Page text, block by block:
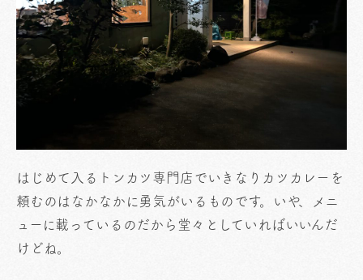
はじめて入るトンカツ専門店でいきなりカツカレーを
頼むのはなかなかに勇気がいるものです。いや、メニ
ューに載っているのだから堂々としていればいいんだ
けどね。